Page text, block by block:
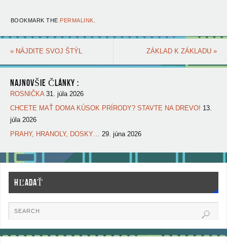
BOOKMARK THE PERMALINK
«NÁJDITE SVOJ ŠTÝL ZÁKLAD K ZÁKLADU»
NAJNOVŠIE ČLÁNKY :
ROSNIČKA 31. júla 2026
CHCETE MAŤ DOMA KÚSOK PRÍRODY? STAVTE NA DREVO! 13.
júla 2026
PRAHY, HRANOLY, DOSKY…
29. júna 2026
HĽADAŤ